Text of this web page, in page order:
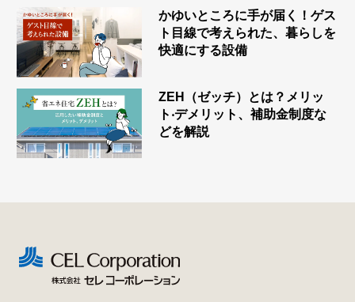
かゆいところに手が届く！ゲス
ト目線で考えられた、暮らしを
快適にする設備
ZEH（ゼッチ）とは？メリッ
ト‧デメリット、補助金制度な
どを解説